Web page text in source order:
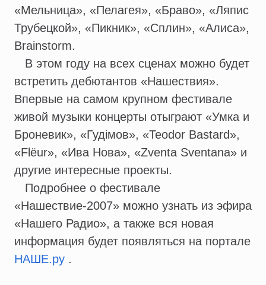
«Мельница», «Пелагея», «Браво», «Ляпис
Трубецкой», «Пикник», «Сплин», «Алиса»,
Brainstorm.
В этом году на всех сценах можно будет
встретить дебютантов «Нашествия».
Впервые на самом крупном фестивале
живой музыки концерты отыграют «Умка и
Броневик», «Гудiмов», «Teodor Bastard»,
«Flёur», «Ива Нова», «Zventa Sventana» и
другие интересные проекты.
Подробнее о фестивале
«Нашествие-2007» можно узнать из эфира
«Нашего Радио», а также вся новая
информация будет появляться на портале
НАШЕ.ру .